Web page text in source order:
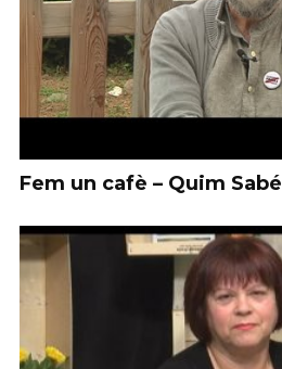
Fem un cafè – Quim Sabé